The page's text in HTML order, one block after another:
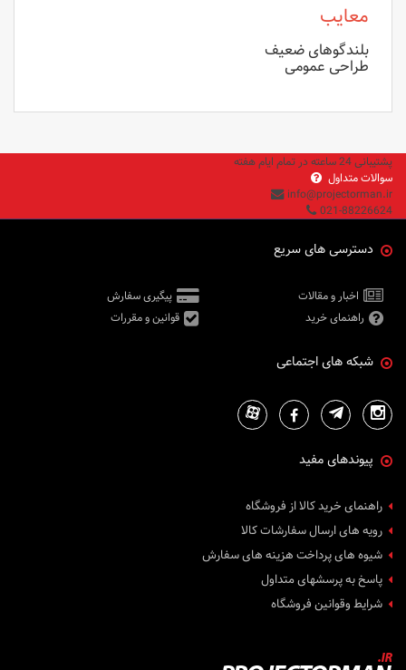
معایب
بلندگوهای ضعیف
طراحی عمومی
پشتیبانی 24 ساعته در تمام ایام هفته
سوالات متداول
info@projectorman.ir
021-88226624
دسترسی های سریع
اخبار و مقالات
پیگیری سفارش
راهنمای خرید
قوانین و مقررات
شبکه های اجتماعی
پیوندهای مفید
راهنمای خرید کالا از فروشگاه
رویه های ارسال سفارشات کالا
شیوه های پرداخت هزینه های سفارش
پاسخ به پرسشهای متداول
شرایط وقوانین فروشگاه